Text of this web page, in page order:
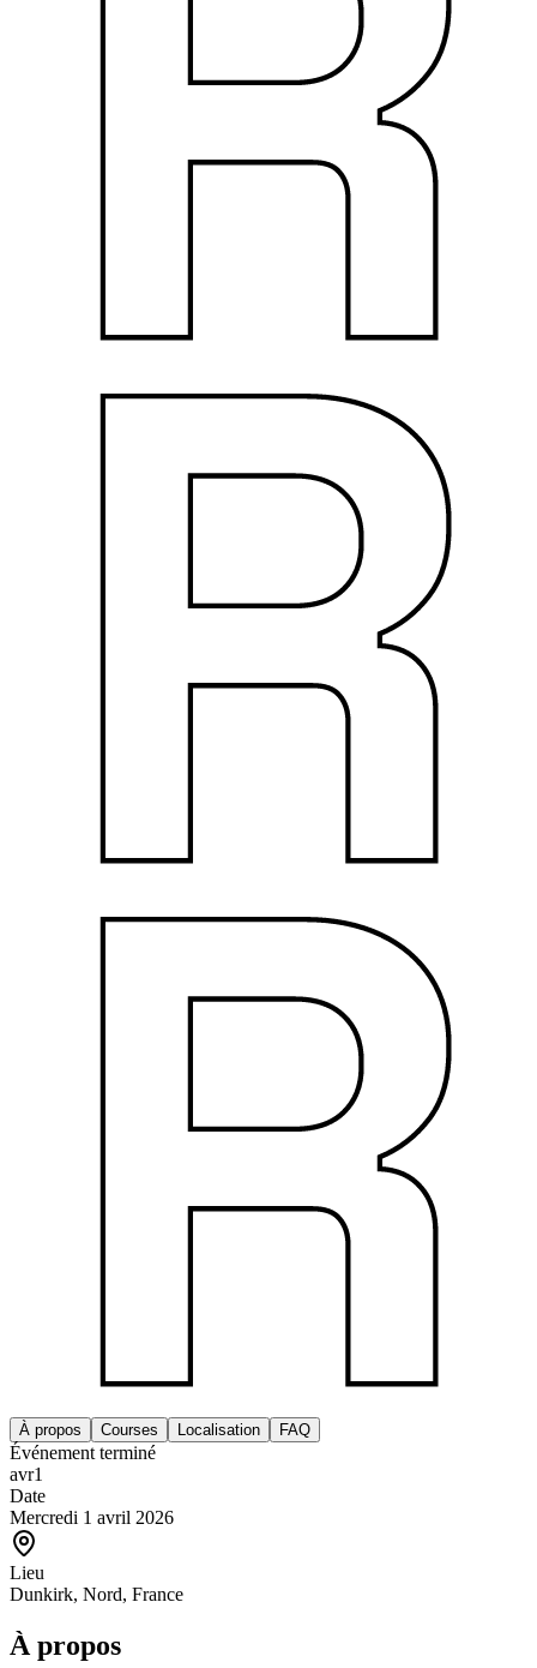
À propos Courses Localisation FAQ
Événement terminé
avr1
Date
Mercredi 1 avril 2026
Lieu
Dunkirk, Nord, France
À propos